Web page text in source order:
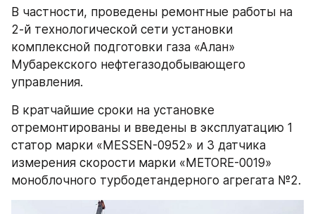
В частности, проведены ремонтные работы на
2-й технологической сети установки
комплексной подготовки газа «Алан»
Мубарекского нефтегазодобывающего
управления.
В кратчайшие сроки на установке
отремонтированы и введены в эксплуатацию 1
статор марки «MESSEN-0952» и 3 датчика
измерения скорости марки «METORE-0019»
моноблочного турбодетандерного агрегата №2.